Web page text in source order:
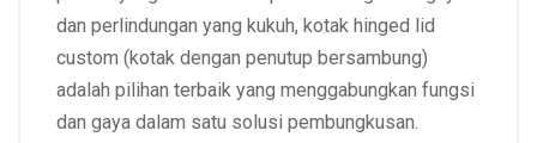
dan perlindungan yang kukuh, kotak hinged lid
custom (kotak dengan penutup bersambung)
adalah pilihan terbaik yang menggabungkan fungsi
dan gaya dalam satu solusi pembungkusan.